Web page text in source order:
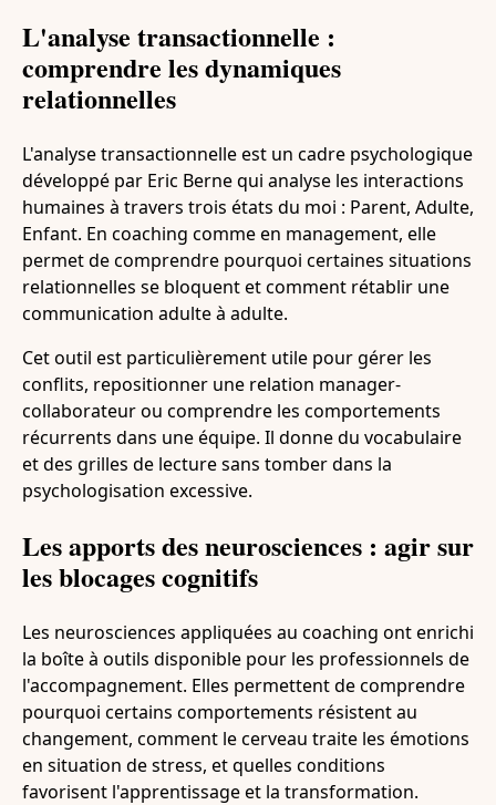
L'analyse transactionnelle :
comprendre les dynamiques
relationnelles
L'analyse transactionnelle est un cadre psychologique
développé par Eric Berne qui analyse les interactions
humaines à travers trois états du moi : Parent, Adulte,
Enfant. En coaching comme en management, elle
permet de comprendre pourquoi certaines situations
relationnelles se bloquent et comment rétablir une
communication adulte à adulte.
Cet outil est particulièrement utile pour gérer les
conflits, repositionner une relation manager-
collaborateur ou comprendre les comportements
récurrents dans une équipe. Il donne du vocabulaire
et des grilles de lecture sans tomber dans la
psychologisation excessive.
Les apports des neurosciences : agir sur
les blocages cognitifs
Les neurosciences appliquées au coaching ont enrichi
la boîte à outils disponible pour les professionnels de
l'accompagnement. Elles permettent de comprendre
pourquoi certains comportements résistent au
changement, comment le cerveau traite les émotions
en situation de stress, et quelles conditions
favorisent l'apprentissage et la transformation.